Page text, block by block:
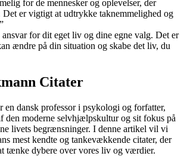
for de mennesker og oplevelser, der
er vigtigt at udtrykke taknemmelighed og
ansvar for dit eget liv og dine egne valg. Det er
ændre på din situation og skabe det liv, du
Citater
en dansk professor i psykologi og forfatter,
den moderne selvhjælpskultur og sit fokus på
livets begrænsninger. I denne artikel vil vi
mest kendte og tankevækkende citater, der
tænke dybere over vores liv og værdier.